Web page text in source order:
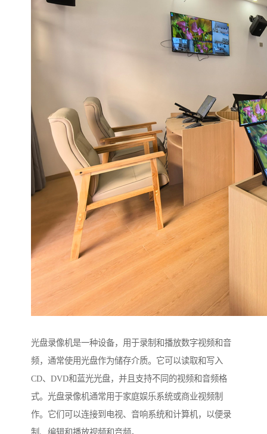
光盘录像机是一种设备，用于录制和播放数字视频和音
频，通常使用光盘作为储存介质。它可以读取和写入
CD、DVD和蓝光光盘，并且支持不同的视频和音频格
式。光盘录像机通常用于家庭娱乐系统或商业视频制
作。它们可以连接到电视、音响系统和计算机，以便录